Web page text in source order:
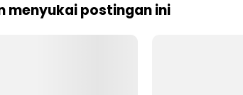
menyukai postingan ini